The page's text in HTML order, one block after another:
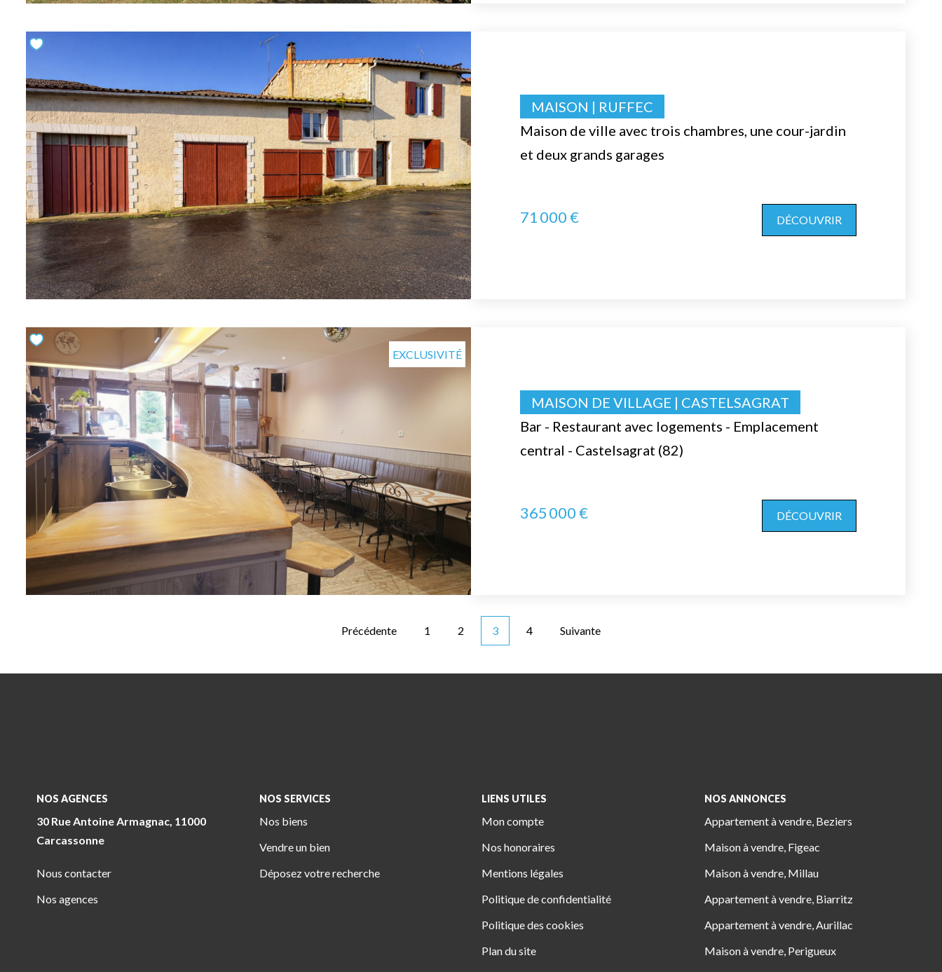
Maison de ville avec trois chambres, une cour-jardin
et deux grands garages
MAISON | RUFFEC
71 000 € DÉCOUVRIR
EXCLUSIVITÉ
Bar - Restaurant avec logements - Emplacement
central - Castelsagrat (82)
MAISON DE VILLAGE | CASTELSAGRAT
365 000 € DÉCOUVRIR
Précédente 1 2 3 4 Suivante
NOS AGENCES
30 Rue Antoine Armagnac, 11000
Carcassonne
Nous contacter
Nos agences
NOS SERVICES
Nos biens
Vendre un bien
Déposez votre recherche
LIENS UTILES
Mon compte
Nos honoraires
Mentions légales
Politique de confidentialité
Politique des cookies
Plan du site
NOS ANNONCES
Appartement à vendre, Beziers
Maison à vendre, Figeac
Maison à vendre, Millau
Appartement à vendre, Biarritz
Appartement à vendre, Aurillac
Maison à vendre, Perigueux